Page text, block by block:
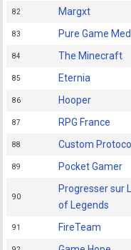
82 Margxt
83 Pure Game
84 The Minecraft
85 Eternia
86 Hooper
87 RPG France
88 Custom Protocol
89 Pocket Gamer
90
Progresser sur
of Legends
91 FireTeam